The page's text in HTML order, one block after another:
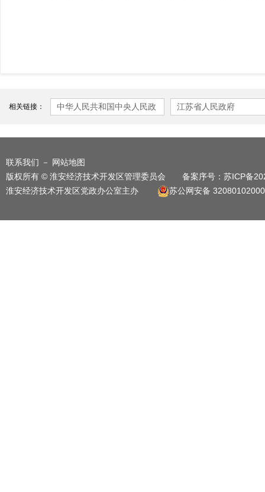
相关链接：
中华人民共和国中央人民政
江苏省人民政府
联系我们 －
网站地图
版权所有 © 淮安经济技术开发区管理委员会 备案序号： 苏ICP备
淮安经济技术开发区党政办公室主办
苏公网安备